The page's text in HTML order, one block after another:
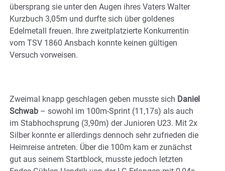
übersprang sie unter den Augen ihres Vaters Walter
Kurzbuch 3,05m und durfte sich über goldenes
Edelmetall freuen. Ihre zweitplatzierte Konkurrentin
vom TSV 1860 Ansbach konnte keinen gültigen
Versuch vorweisen.
Zweimal knapp geschlagen geben musste sich Daniel
Schwab – sowohl im 100m-Sprint (11,17s) als auch
im Stabhochsprung (3,90m) der Junioren U23. Mit 2x
Silber konnte er allerdings dennoch sehr zufrieden die
Heimreise antreten. Über die 100m kam er zunächst
gut aus seinem Startblock, musste jedoch letzten